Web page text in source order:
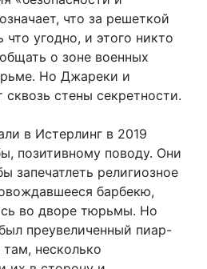
что за решеткой
угодно, и этого никто
о зоне военных
Но Джареки и
стены секретности.
в Истерлинг в 2019
позитивному поводу. Они
запечатлеть религиозное
барбекю,
во дворе тюрьмы. Но
преувеличенный пиар-
несколько